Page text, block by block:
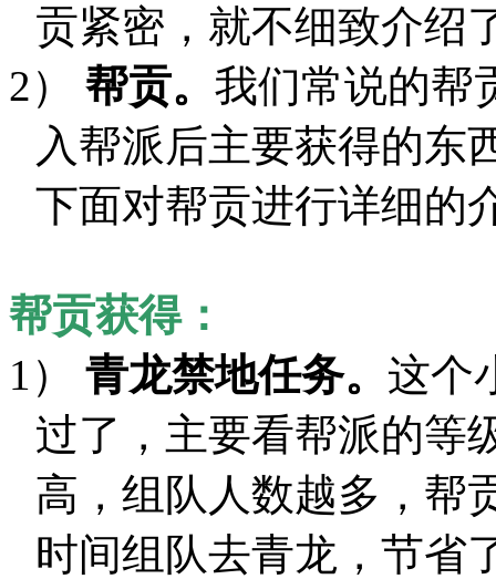
贡紧密，就不细致介绍
2）
帮贡。 我们常说的帮
入帮派后主要获得的东
下面对帮贡进行详细的
帮贡获得：
1） 青龙禁地任务。 这个
过了，主要看帮派的等
高，组队人数越多，帮
时间组队去青龙，节省